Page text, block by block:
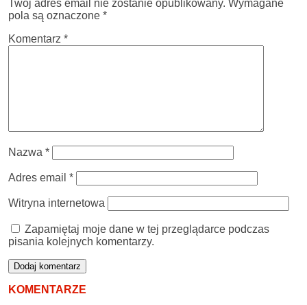
Twój adres email nie zostanie opublikowany. Wymagane
pola są oznaczone *
Komentarz *
Nazwa *
Adres email *
Witryna internetowa
Zapamiętaj moje dane w tej przeglądarce podczas
pisania kolejnych komentarzy.
KOMENTARZE